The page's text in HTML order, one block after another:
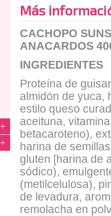
Más
CACHOPO
ANACARDOS
INGREDIENTES
Proteína de
almidón de yuca,
estilo queso
aceituna,
betacaroteno),
harina de
gluten [harina de
sódico),
(metilcelulosa),
de levadura,
remolacha en